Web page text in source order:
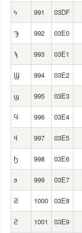
ϟ 991 03DF
Ϡ 992 03E0
ϡ 993 03E1
Ϣ 994 03E2
ϣ 995 03E3
Ϥ 996 03E4
ϥ 997 03E5
Ϧ 998 03E6
ϧ 999 03E7
Ϩ 1000 03E8
ϩ 1001 03E9